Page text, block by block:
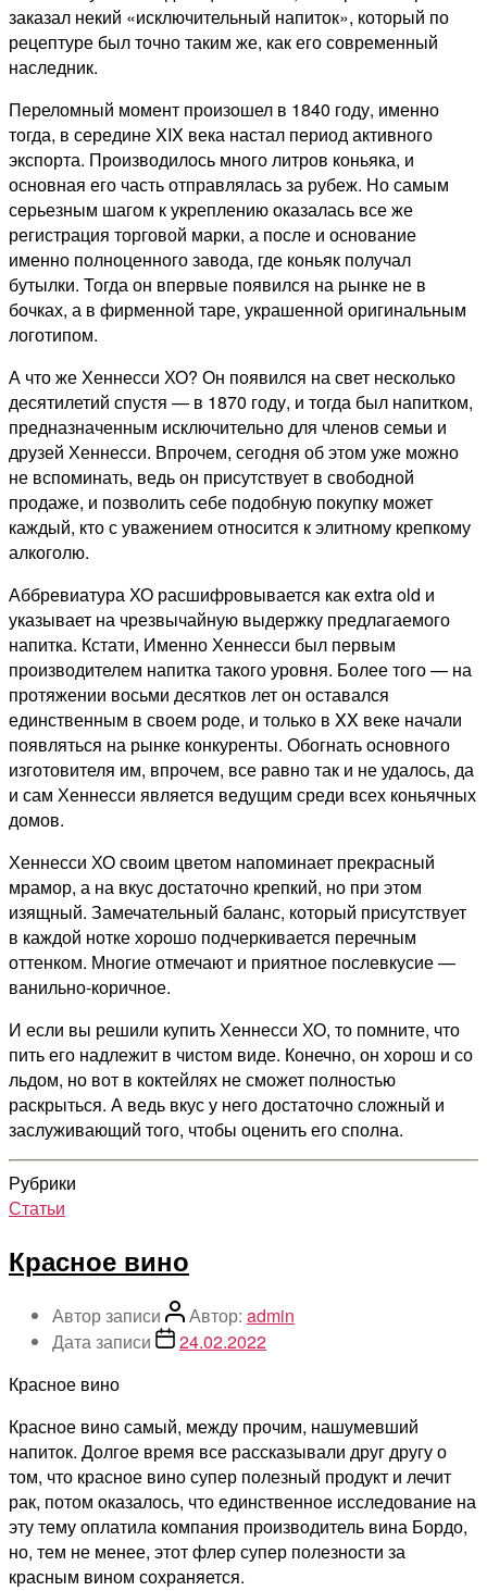
заказал некий «исключительный напиток», который по
рецептуре был точно таким же, как его современный
наследник.
Переломный момент произошел в 1840 году, именно
тогда, в середине XIX века настал период активного
экспорта. Производилось много литров коньяка, и
основная его часть отправлялась за рубеж. Но самым
серьезным шагом к укреплению оказалась все же
регистрация торговой марки, а после и основание
именно полноценного завода, где коньяк получал
бутылки. Тогда он впервые появился на рынке не в
бочках, а в фирменной таре, украшенной оригинальным
логотипом.
А что же Хеннесси ХО? Он появился на свет несколько
десятилетий спустя — в 1870 году, и тогда был напитком,
предназначенным исключительно для членов семьи и
друзей Хеннесси. Впрочем, сегодня об этом уже можно
не вспоминать, ведь он присутствует в свободной
продаже, и позволить себе подобную покупку может
каждый, кто с уважением относится к элитному крепкому
алкоголю.
Аббревиатура ХО расшифровывается как extra old и
указывает на чрезвычайную выдержку предлагаемого
напитка. Кстати, Именно Хеннесси был первым
производителем напитка такого уровня. Более того — на
протяжении восьми десятков лет он оставался
единственным в своем роде, и только в XX веке начали
появляться на рынке конкуренты. Обогнать основного
изготовителя им, впрочем, все равно так и не удалось, да
и сам Хеннесси является ведущим среди всех коньячных
домов.
Хеннесси ХО своим цветом напоминает прекрасный
мрамор, а на вкус достаточно крепкий, но при этом
изящный. Замечательный баланс, который присутствует
в каждой нотке хорошо подчеркивается перечным
оттенком. Многие отмечают и приятное послевкусие —
ванильно-коричное.
И если вы решили купить Хеннесси ХО, то помните, что
пить его надлежит в чистом виде. Конечно, он хорош и со
льдом, но вот в коктейлях не сможет полностью
раскрыться. А ведь вкус у него достаточно сложный и
заслуживающий того, чтобы оценить его сполна.
Рубрики
Статьи
Красное вино
Автор записи Автор: admin
Дата записи
24.02.2022
Красное вино
Красное вино самый, между прочим, нашумевший
напиток. Долгое время все рассказывали друг другу о
том, что красное вино супер полезный продукт и лечит
рак, потом оказалось, что единственное исследование на
эту тему оплатила компания производитель вина Бордо,
но, тем не менее, этот флер супер полезности за
красным вином сохраняется.